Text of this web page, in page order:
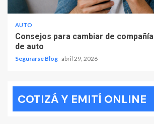
AUTO
Consejos para cambiar de
de auto
Segurarse Blog abril 29, 2026
COTIZÁ Y EMITÍ ONLINE